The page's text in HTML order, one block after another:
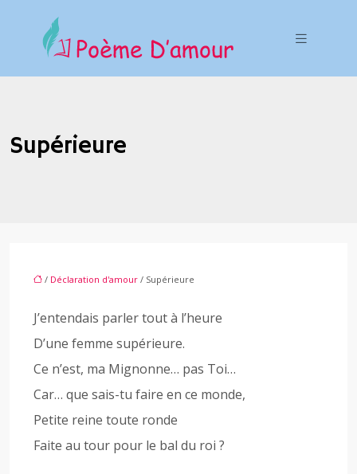
Supérieure
/ Déclaration d'amour / Supérieure
J’entendais parler tout à l’heure
D’une femme supérieure.
Ce n’est, ma Mignonne… pas Toi…
Car… que sais-tu faire en ce monde,
Petite reine toute ronde
Faite au tour pour le bal du roi ?